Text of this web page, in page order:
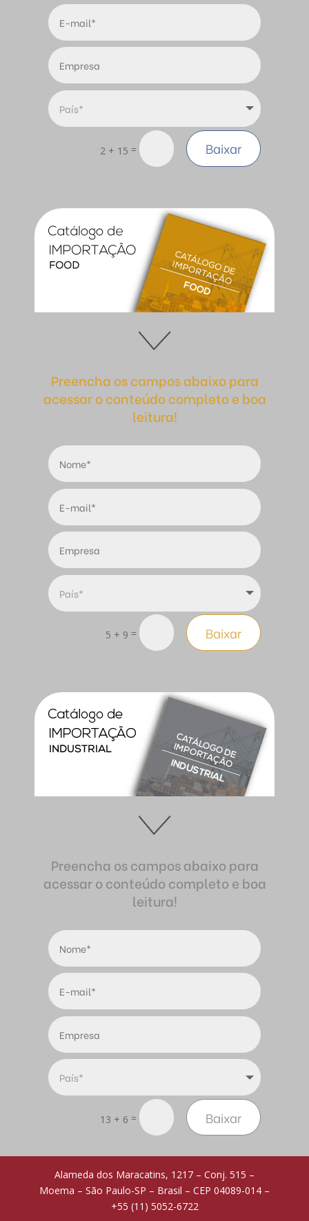
2 + 15 = Baixar
Preencha os campos abaixo para
acessar o conteúdo completo e boa
leitura!
5 + 9 = Baixar
Preencha os campos abaixo para
acessar o conteúdo completo e boa
leitura!
13 + 6 = Baixar
Alameda dos Maracatins, 1217 – Conj. 515 –
Moema – São Paulo-SP – Brasil – CEP 04089-014 –
+55 (11) 5052-6722